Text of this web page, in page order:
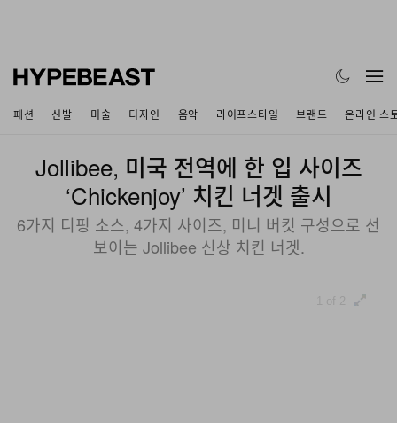
패션 신발 미술 디자인 음악 라이프스타일 브랜드 온라인 스
Jollibee, 미국 전역에 한 입 사이즈
‘Chickenjoy’ 치킨 너겟 출시
6가지 디핑 소스, 4가지 사이즈, 미니 버킷 구성으로 선
보이는 Jollibee 신상 치킨 너겟.